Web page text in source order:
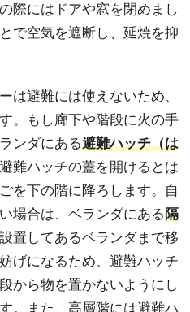
際にはドアや窓を閉めまし
で空気を遮断し、延焼を抑
は避難には使えないため、
。もし廊下や階段に火の手
ンダにある避難ハッチ（は
難ハッチの蓋を開けるとは
を下の階に降ろします。自
場合は、ベランダにある隔
置してあるベランダまで移
げになるため、避難ハッチ
から物を置かないようにし
。また、高層階には避難ハ